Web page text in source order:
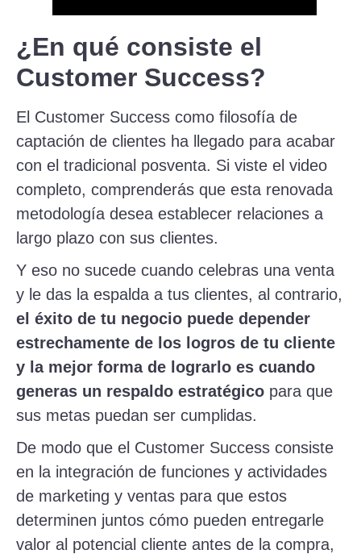
¿En qué consiste el
Customer Success?
El Customer Success como filosofía de
captación de clientes ha llegado para acabar
con el tradicional posventa. Si viste el video
completo, comprenderás que esta renovada
metodología desea establecer relaciones a
largo plazo con sus clientes.
Y eso no sucede cuando celebras una venta
y le das la espalda a tus clientes, al contrario,
el éxito de tu negocio puede depender
estrechamente de los logros de tu cliente
y la mejor forma de lograrlo es cuando
generas un respaldo estratégico para que
sus metas puedan ser cumplidas.
De modo que el Customer Success consiste
en la integración de funciones y actividades
de marketing y ventas para que estos
determinen juntos cómo pueden entregarle
valor al potencial cliente antes de la compra,